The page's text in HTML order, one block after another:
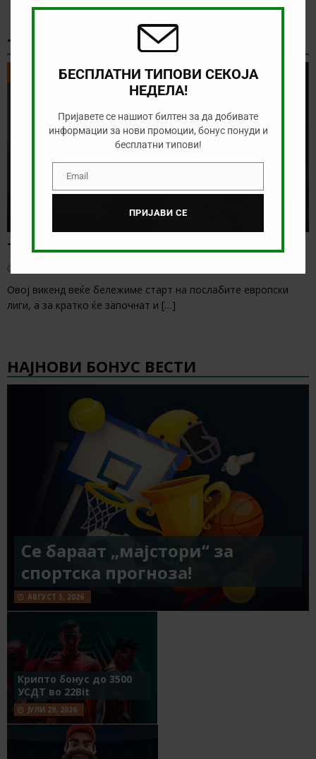
ТИКЕТ НА ДЕНОТ
ТИКЕТ НА ДЕНОТ
Тикет на денот (петок, 07.08.2026)
Овој викенд веќе бележиме старт на послабите европски
лиги, а за кратко ќе започнат и […]
НАЈНОВИ БОНУС ВЕСТИ
Се бараат „мајстори“ за
спортска прогноза!
АВГУСТ 5, 2026
Крипто бонус до 3500
УСДТ во 22Bit
ЈУЛИ 29, 2026
БЕСПЛАТНИ ТИПОВИ СЕКОЈА
НЕДЕЛА!
Пријавете се нашиот билтен за да добивате
информации за нови промоции, бонус понуди и
бесплатни типови!
EmailEmail
ПРИЈАВИ СЕ